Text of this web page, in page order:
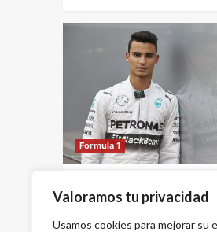
Valoramos tu privacidad
Usamos cookies para mejorar su
Formula 1
punto de agregar a
Wehrlein